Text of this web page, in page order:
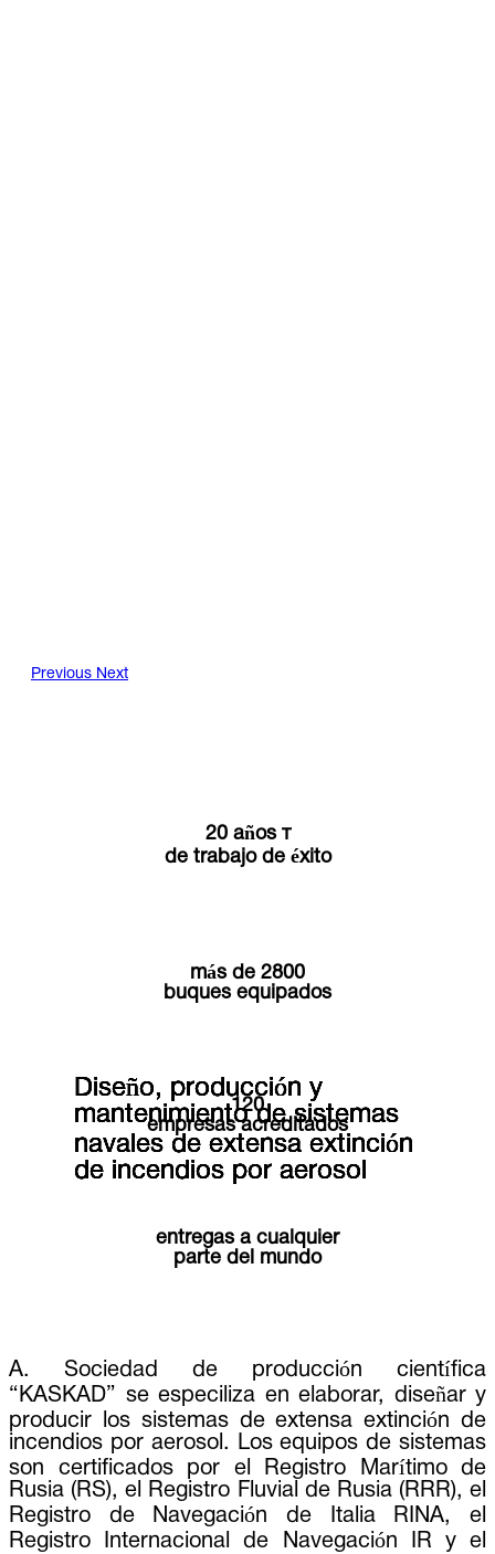
Diseño, producción y
mantenimiento de sistemas
navales de extensa extinción
de incendios por aerosol
Diseño, producción y
mantenimiento de sistemas
navales de extensa extinción
de incendios por aerosol
Diseño, producción y
mantenimiento de sistemas
navales de extensa extinción
de incendios por aerosol
Diseño, producción y
mantenimiento de sistemas
navales de extensa extinción
de incendios por aerosol
Diseño, producción y
mantenimiento de sistemas
navales de extensa extinción
de incendios por aerosol
Previous Next
20 años т
de trabajo de éxito
más de 2800
buques equipados
120
empresas acreditados
entregas a cualquier
parte del mundo
A. Sociedad de producción científica
“KASKAD” se especiliza en elaborar, diseñar y
producir los sistemas de extensa extinción de
incendios por aerosol. Los equipos de sistemas
son certificados por el Registro Marítimo de
Rusia (RS), el Registro Fluvial de Rusia (RRR), el
Registro de Navegación de Italia RINA, el
Registro Internacional de Navegación IR y el